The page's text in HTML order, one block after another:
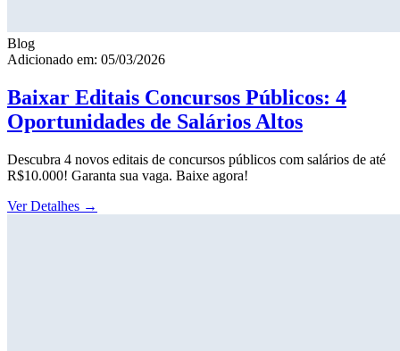
Blog
Adicionado em: 05/03/2026
Baixar Editais Concursos Públicos: 4
Oportunidades de Salários Altos
Descubra 4 novos editais de concursos públicos com salários de até
R$10.000! Garanta sua vaga. Baixe agora!
Ver Detalhes →